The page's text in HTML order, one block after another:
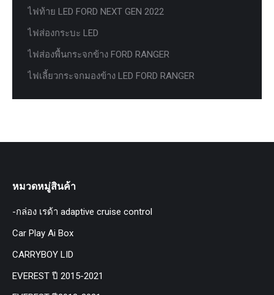
ไฟท้าย LED FORD NEXT GEN 2022
ไฟส่องกระบะ LED
ไฟส่องพื้นกระจกข้าง FORD RANGER
ไฟเลี้ยวกระจกมองข้าง LED FORD RANGER
หมวดหมู่สินค้า
-กล่อง เรด้า adaptive cruise control
Car Play Ai Box
CARRYBOY LID
EVEREST ปี 2015-2021